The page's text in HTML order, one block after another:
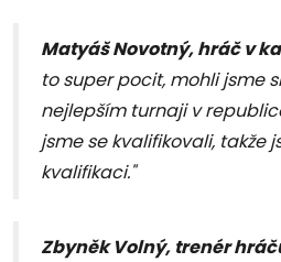
Matyáš Novotný, hráč v
to super pocit, mohli jsme
nejlepším turnaji v
jsme se kvalifikovali, takže
kvalifikaci."
Zbyněk Volný, trenér